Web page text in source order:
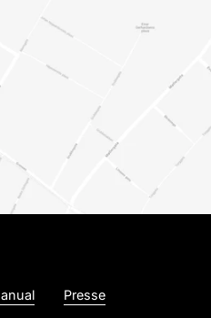
Presse